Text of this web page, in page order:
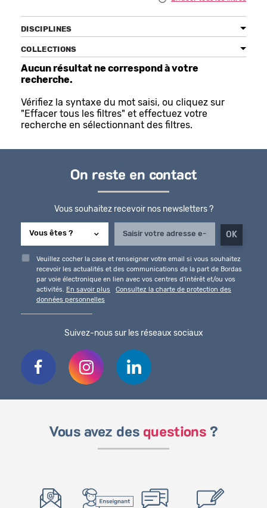
Bénéficiez de tarifs préférentiels
Téléchargez des ressources gratuites
Aucun résultat ne correspond à votre
recherche.
Vérifiez la syntaxe du mot saisi, ou cliquez sur
"Effacer tous les filtres" et effectuez votre
recherche en sélectionnant des filtres.
DISCIPLINES
COLLECTIONS
On reste en contact
Vous souhaitez recevoir nos newsletters ?
Veuillez cocher la case et renseigner votre email si vous souhaitez
recevoir les actualités et des communications de la part de Bordas
par voie électronique en lien avec vos centres d'intérêt et/ou vos
activités. En savoir plus
Consultez la charte de protection des
données personnelles
Suivez-nous sur les réseaux sociaux
Vous avez des questions ?